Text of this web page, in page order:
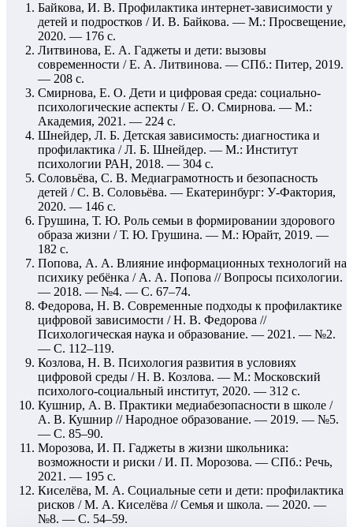
Байкова, И. В. Профилактика интернет-зависимости у
детей и подростков / И. В. Байкова. — М.: Просвещение,
2020. — 176 с.
Литвинова, Е. А. Гаджеты и дети: вызовы
современности / Е. А. Литвинова. — СПб.: Питер, 2019.
— 208 с.
Смирнова, Е. О. Дети и цифровая среда: социально-
психологические аспекты / Е. О. Смирнова. — М.:
Академия, 2021. — 224 с.
Шнейдер, Л. Б. Детская зависимость: диагностика и
профилактика / Л. Б. Шнейдер. — М.: Институт
психологии РАН, 2018. — 304 с.
Соловьёва, С. В. Медиаграмотность и безопасность
детей / С. В. Соловьёва. — Екатеринбург: У-Фактория,
2020. — 146 с.
Грушина, Т. Ю. Роль семьи в формировании здорового
образа жизни / Т. Ю. Грушина. — М.: Юрайт, 2019. —
182 с.
Попова, А. А. Влияние информационных технологий на
психику ребёнка / А. А. Попова // Вопросы психологии.
— 2018. — №4. — С. 67–74.
Федорова, Н. В. Современные подходы к профилактике
цифровой зависимости / Н. В. Федорова //
Психологическая наука и образование. — 2021. — №2.
— С. 112–119.
Козлова, Н. В. Психология развития в условиях
цифровой среды / Н. В. Козлова. — М.: Московский
психолого-социальный институт, 2020. — 312 с.
Кушнир, А. В. Практики медиабезопасности в школе /
А. В. Кушнир // Народное образование. — 2019. — №5.
— С. 85–90.
Морозова, И. П. Гаджеты в жизни школьника:
возможности и риски / И. П. Морозова. — СПб.: Речь,
2021. — 195 с.
Киселёва, М. А. Социальные сети и дети: профилактика
рисков / М. А. Киселёва // Семья и школа. — 2020. —
№8. — С. 54–59.